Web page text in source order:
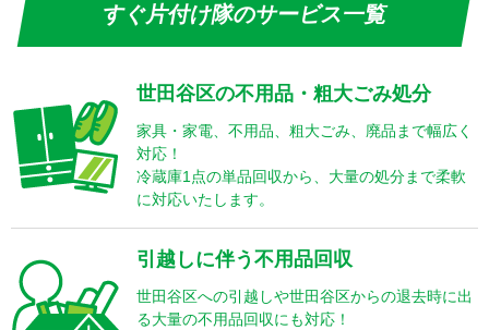
すぐ片付け隊のサービス一覧
世田谷区の不用品・粗大ごみ処分
家具・家電、不用品、粗大ごみ、廃品まで幅広く
対応！
冷蔵庫1点の単品回収から、大量の処分まで柔軟
に対応いたします。
引越しに伴う不用品回収
世田谷区への引越しや世田谷区からの退去時に出
る大量の不用品回収にも対応！